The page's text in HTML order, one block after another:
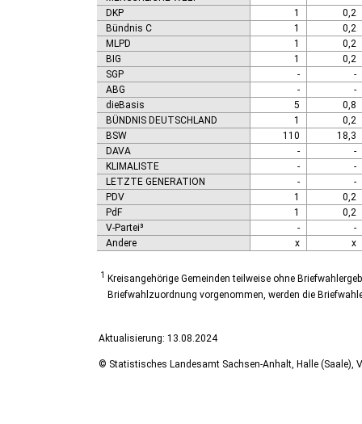
DKP
1
0,2
Bündnis C
1
0,2
MLPD
1
0,2
BIG
1
0,2
SGP
-
-
ABG
-
-
dieBasis
5
0,8
BÜNDNIS DEUTSCHLAND
1
0,2
BSW
110
18,3
DAVA
-
-
KLIMALISTE
-
-
LETZTE GENERATION
-
-
PDV
1
0,2
PdF
1
0,2
V-Partei³
-
-
Andere
x x
1
Kreisangehörige Gemeinden teilweise ohne
Briefwahlzuordnung vorgenommen, werden die
Aktualisierung: 13.08.2024
© Statistisches Landesamt Sachsen-Anhalt, Halle (Saale),